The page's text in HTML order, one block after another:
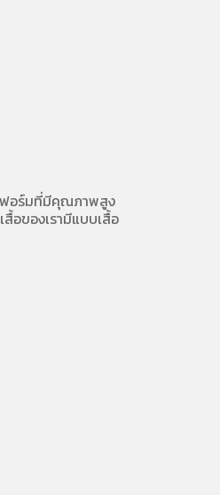
อร์มที่มีคุณภาพสูง
อของเรามีแบบเสื้อ